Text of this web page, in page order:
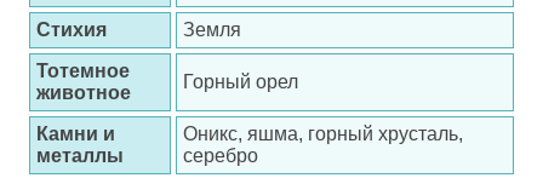
Стихия
Земля
Тотемное
животное
Горный орел
Камни и
металлы
Оникс, яшма, горный хрусталь,
серебро